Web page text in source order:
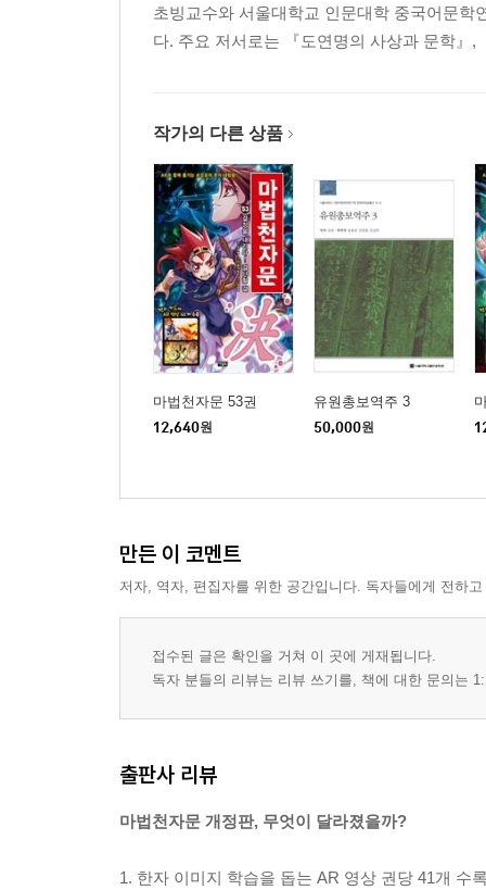
초빙교수와 서울대학교 인문대학 중국어문
다. 주요 저서로는 『도연명의 사상과 문학』,
작가의 다른 상품
마법천자문 53권
12,640원
유원총보역주 3
50,000원
만든 이 코멘트
저자, 역자, 편집자를 위한 공간입니다. 독자들에게 전하
접수된 글은 확인을 거쳐 이 곳에 게재됩니다.
독자 분들의 리뷰는 리뷰 쓰기를, 책에 대한 문의는
출판사 리뷰
마법천자문 개정판, 무엇이 달라졌을까?
1. 한자 이미지 학습을 돕는 AR 영상 권당 41개 수